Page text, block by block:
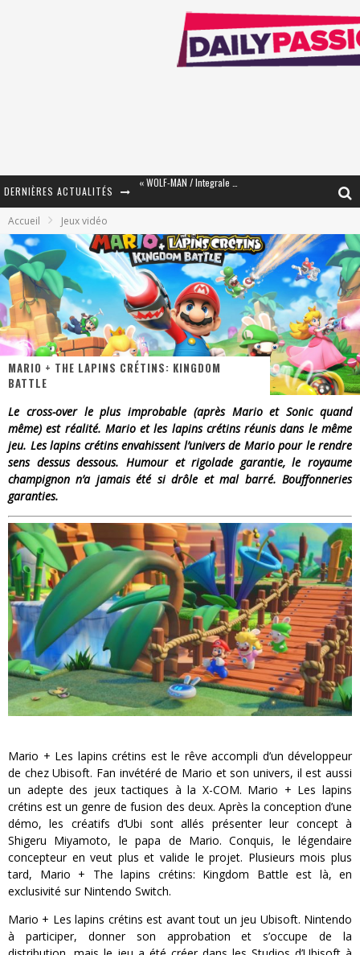
DERNIÈRES ACTUALITÉS « The Broken Ring / This Mariage Will Fail Anyway » (Tome 2) – Préparer sa vengeance…
« Le Béton et le Bambou / Propositions pour Mayotte et le Monde. » - Améliorations !
Star Fox
« MOFUSAND / Parler Japonais » – Des Expressions Pratiques !
Assassin's Creed Black Flag Resynced
« Le Vent dand les Saules » - Une Belle Histoire !
« Damn Them All » - Un duo de Choc !
Yoshi and the mysterious book
« WOLF-MAN / Integrale Tomes 1 et 2 » - Cruelle Vengeance !
Accueil Jeux vidéo
MARIO + THE LAPINS CRÉTINS: KINGDOM
BATTLE
Le cross-over le plus improbable (après Mario et Sonic quand
même) est réalité. Mario et les lapins crétins réunis dans le même
jeu. Les lapins crétins envahissent l’univers de Mario pour le rendre
sens dessus dessous. Humour et rigolade garantie, le royaume
champignon n’a jamais été si drôle et mal barré. Bouffonneries
garanties.
Mario + Les lapins crétins est le rêve accompli d’un développeur
de chez Ubisoft. Fan invétéré de Mario et son univers, il est aussi
un adepte des jeux tactiques à la X-COM. Mario + Les lapins
crétins est un genre de fusion des deux. Après la conception d’une
démo, les créatifs d’Ubi sont allés présenter leur concept à
Shigeru Miyamoto, le papa de Mario. Conquis, le légendaire
concepteur en veut plus et valide le projet. Plusieurs mois plus
tard, Mario + The lapins crétins: Kingdom Battle est là, en
exclusivité sur Nintendo Switch.
Mario + Les lapins crétins est avant tout un jeu Ubisoft. Nintendo
à participer, donner son approbation et s’occupe de la